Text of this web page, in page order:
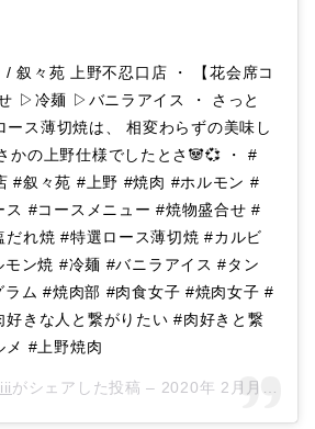
叙々苑 上野不忍口店 ・ 【花会席コ
▷冷麺 ▷バニラアイス ・ さっと
ース薄切焼は、 相変わらずの美味し
かの上野仕様でしたとさ🐼💞 ・ #
#叙々苑 #上野 #焼肉 #ホルモン #
ス #コースメニュー #焼物盛合せ #
だれ焼 #特選ロース薄切焼 #カルビ
ン焼 #冷麺 #バニラアイス #タン
ム #焼肉部 #肉食女子 #焼肉女子 #
好きな人と繋がりたい #肉好きと繋
メ #上野焼肉
がシェアした投稿 – 2020年 2月月5日午前4時31分PST